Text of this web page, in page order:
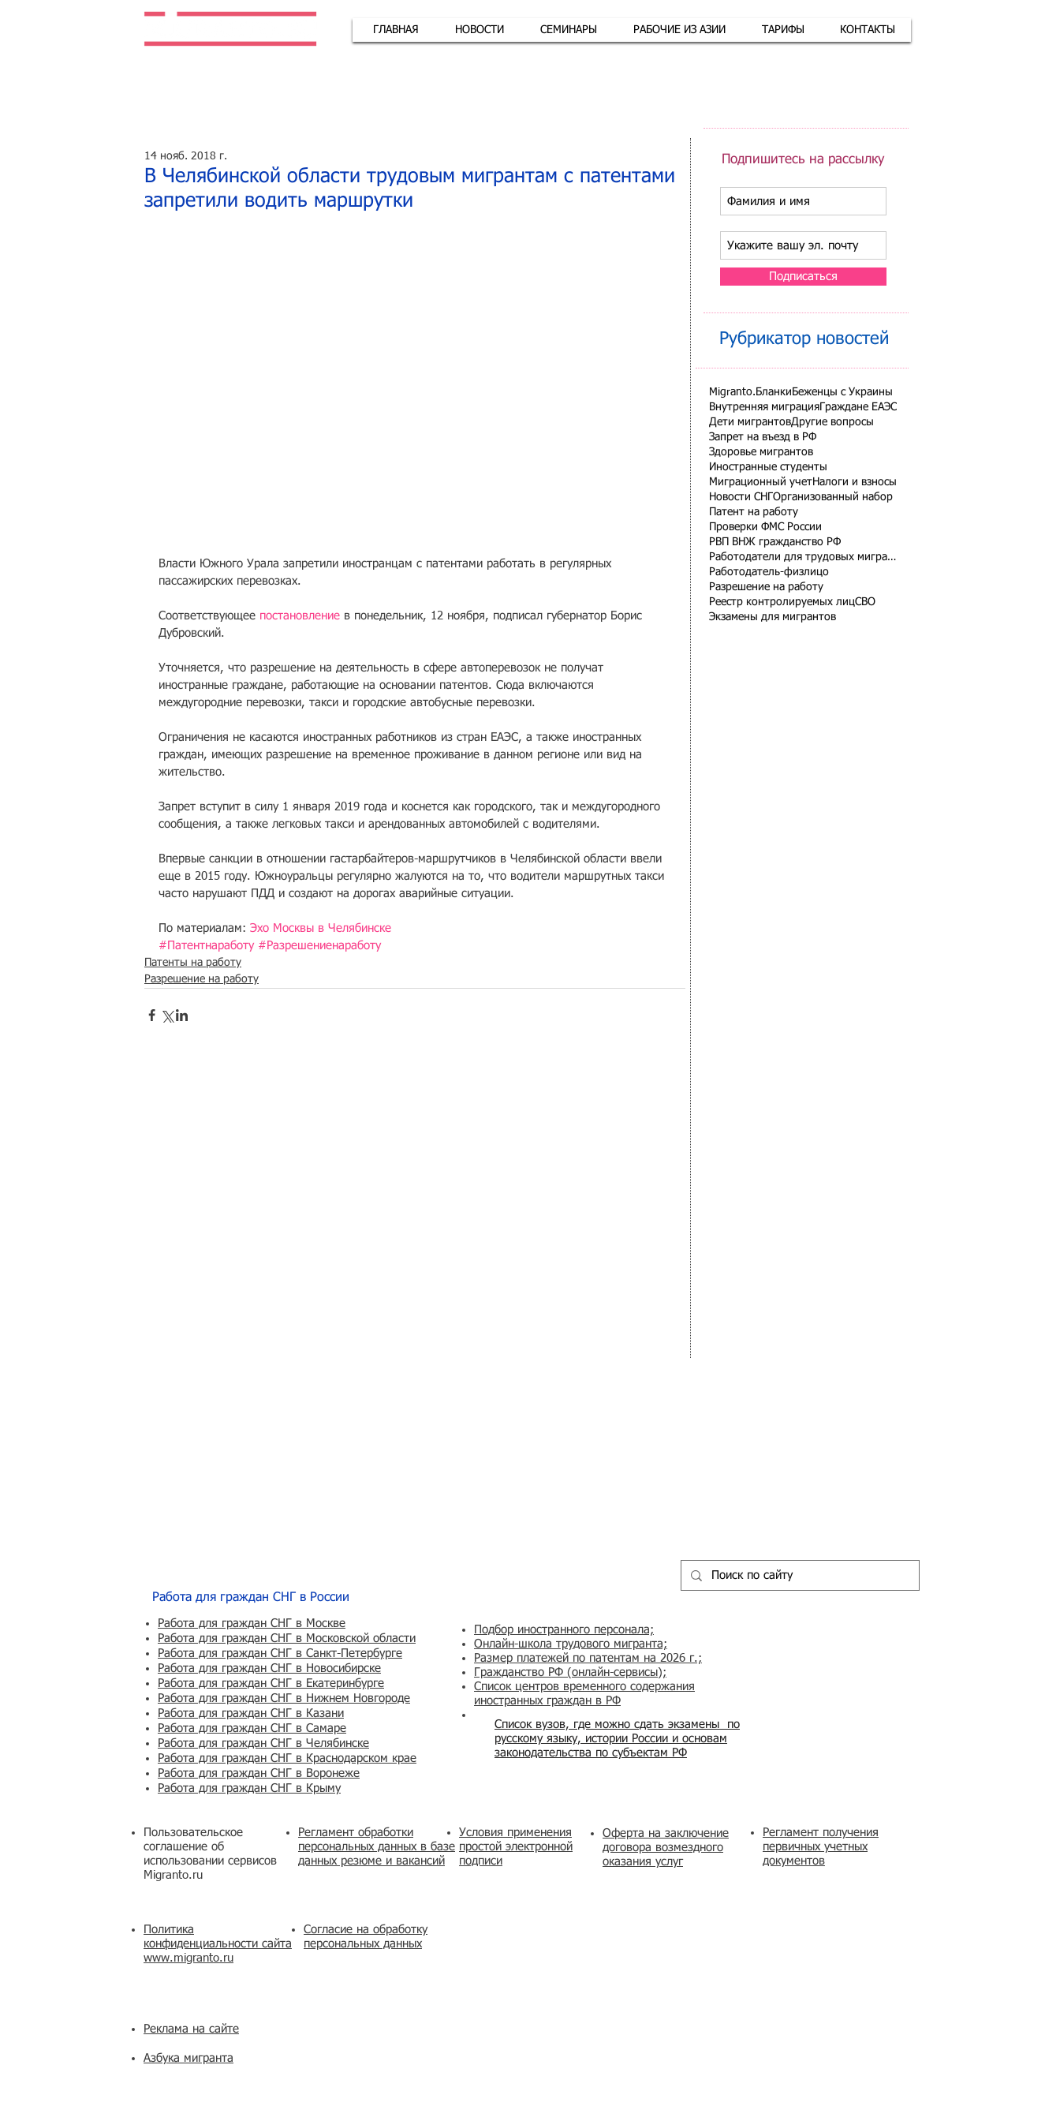
ГЛАВНАЯ НОВОСТИ СЕМИНАРЫ РАБОЧИЕ ИЗ АЗИИ ТАРИФЫ КОНТАКТЫ
В Челябинской области трудовым мигрантам с патентами
запретили водить маршрутки
14 нояб. 2018 г.
Власти Южного Урала запретили иностранцам с патентами работать в регулярных
пассажирских перевозках.
Соответствующее постановление в понедельник, 12 ноября, подписал губернатор Борис
Дубровский.
Уточняется, что разрешение на деятельность в сфере автоперевозок не получат
иностранные граждане, работающие на основании патентов. Сюда включаются
междугородние перевозки, такси и городские автобусные перевозки.
Ограничения не касаются иностранных работников из стран ЕАЭС, а также иностранных
граждан, имеющих разрешение на временное проживание в данном регионе или вид на
жительство.
Запрет вступит в силу 1 января 2019 года и коснется как городского, так и междугородного
сообщения, а также легковых такси и арендованных автомобилей с водителями.
Впервые санкции в отношении гастарбайтеров-маршрутчиков в Челябинской области ввели
еще в 2015 году. Южноуральцы регулярно жалуются на то, что водители маршрутных такси
часто нарушают ПДД и создают на дорогах аварийные ситуации.
По материалам: Эхо Москвы в Челябинске
#Патентнаработу #Разрешениенаработу
Патенты на работу
Разрешение на работу
Подпишитесь на рассылку
Подписаться
Рубрикатор новостей
Migranto.Бланки Беженцы с Украины
Внутренняя миграция Граждане ЕАЭС
Дети мигрантовДругие вопросы
Запрет на въезд в РФ
Здоровье мигрантов
Иностранные студенты
Миграционный учетНалоги и взносы
Новости СНГ Организованный набор
Патент на работу
Проверки ФМС России
РВП ВНЖ гражданство РФ
Работодатели для трудовых мигрантов
Работодатель-физлицо
Разрешение на работу
Реестр контролируемых лицСВО
Экзамены для мигрантов
Работа для граждан СНГ в России
Работа для граждан СНГ в Москве
Работа для граждан СНГ в Московской области
Работа для граждан СНГ в Санкт-Петербурге
Работа для граждан СНГ в Новосибирске
Работа для граждан СНГ в Екатеринбурге
Работа для граждан СНГ в Нижнем Новгороде
Работа для граждан СНГ в Казани
Работа для граждан СНГ в Самаре
Работа для граждан СНГ в Челябинске
Работа для граждан СНГ в Краснодарском крае
Работа для граждан СНГ в Воронеже
Работа для граждан СНГ в Крыму
Пользовательское
соглашение об
использовании сервисов
Migranto.ru
Регламент обработки
персональных данных в базе
данных резюме и вакансий
Политика
конфиденциальности сайта
www.migranto.ru
Согласие на обработку
персональных данных
Реклама на сайте
Азбука мигранта
Список вузов, где можно сдать экзамены по
русскому языку, истории России и основам
законодательства по субъектам РФ
Подбор иностранного персонала;
Онлайн-школа трудового мигранта;
Размер платежей по патентам на 2026 г.;
Гражданство РФ (онлайн-сервисы);
Список центров временного содержания
иностранных граждан в РФ
Условия применения
простой электронной
подписи
​Оферта на заключение
договора возмездного
оказания услуг
Регламент получения
первичных учетных
документов